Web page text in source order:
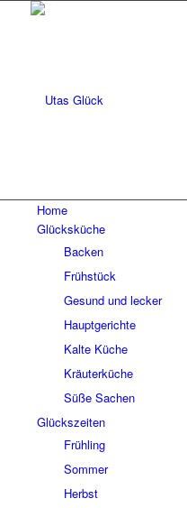
Home
Glücksküche
Backen
Frühstück
Gesund und lecker
Hauptgerichte
Kalte Küche
Kräuterküche
Süße Sachen
Glückszeiten
Frühling
Sommer
Herbst